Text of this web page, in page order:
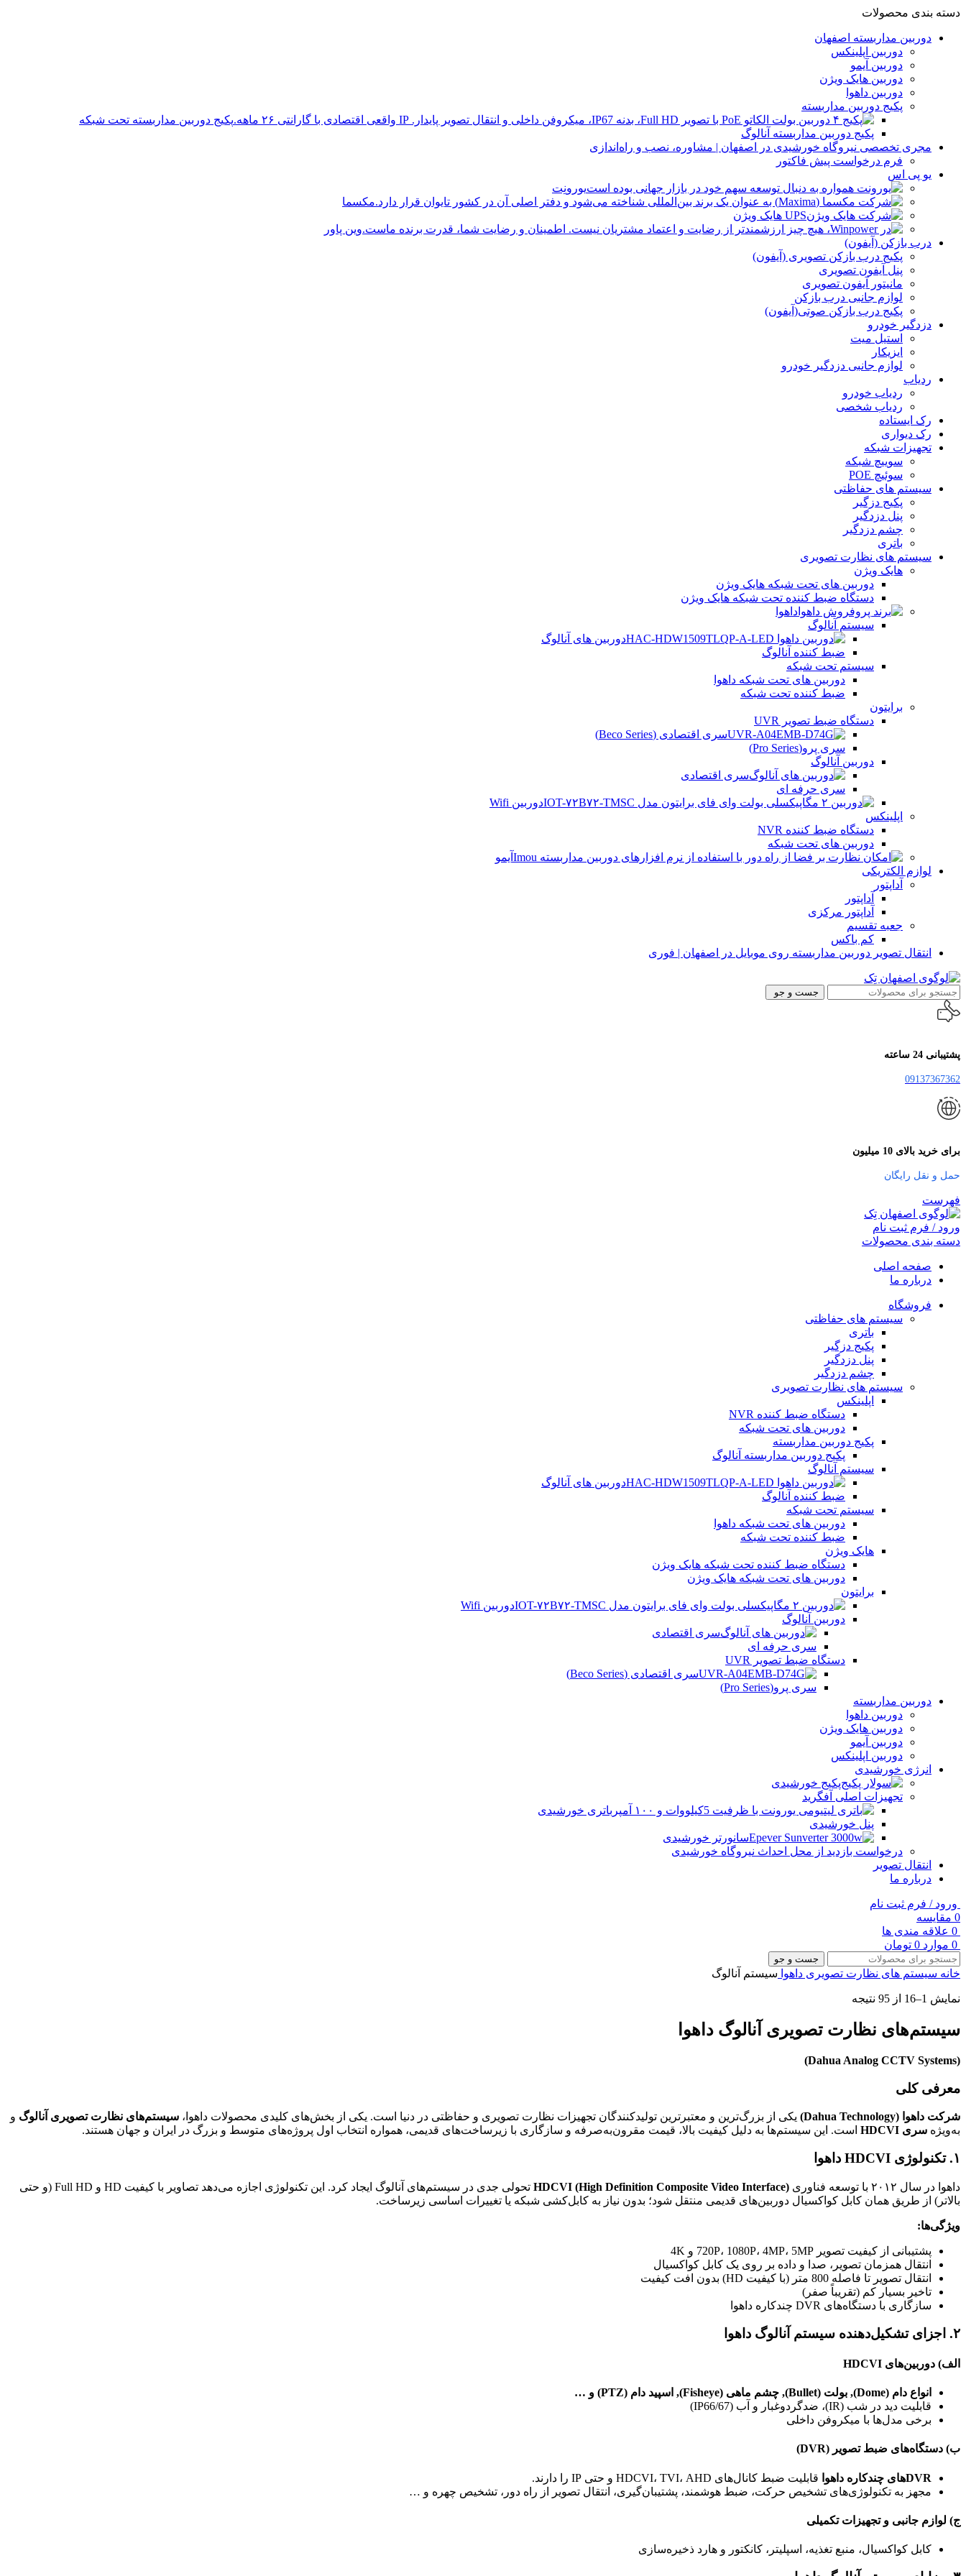
دسته بندی محصولات
دوربین مداربسته اصفهان
دوربین اپلینکس
دوربین آیمو
دوربین هایک ویژن
دوربین داهوا
پکیج دوربین مداربسته
پکیج دوربین مداربسته تحت شبکه
پکیج دوربین مداربسته آنالوگ
مجری تخصصی نیروگاه خورشیدی در اصفهان | مشاوره، نصب و راه‌اندازی
فرم درخواست پیش فاکتور
یو پی اس
یورونِت
مکسما
UPS هایک ویژن
وین پاور
درب بازکن (آیفون)
پکیج درب بازکن تصویری (آیفون)
پنل آیفون تصویری
مانیتور آیفون تصویری
لوازم جانبی درب بازکن
پکیج درب بازکن صوتی(آیفون)
دزدگیر خودرو
استیل میت
ایزیکار
لوازم جانبی دزدگیر خودرو
ردیاب
ردیاب خودرو
ردیاب شخصی
رک ایستاده
رک دیواری
تجهیزات شبکه
سوییچ شبکه
سوئیچ POE
سیستم های حفاظتی
پکیج دزگیر
پنل دزدگیر
چشم دزدگیر
باتری
سیستم های نظارت تصویری
هایک ویژن
دوربین های تحت شبکه هایک ویژن
دستگاه ضبط کننده تحت شبکه هایک ویژن
داهوا
سیستم آنالوگ
دوربین های آنالوگ
ضبط کننده آنالوگ
سیستم تحت شبکه
دوربین های تحت شبکه داهوا
ضبط کننده تحت شبکه
برایتون
دستگاه ضبط تصویر UVR
سری اقتصادی (Beco Series)
سری پرو(Pro Series)
دوربین آنالوگ
سری اقتصادی
سری حرفه ای
دوربین Wifi
اپلینکس
دستگاه ضبط کننده NVR
دوربین های تحت شبکه
آیمو
لوازم الکتریکی
آداپتور
آداپتور
آداپتور مرکزی
جعبه تقسیم
کم باکس
انتقال تصویر دوربین مداربسته روی موبایل در اصفهان | فوری
جست و جو
پشتیبانی 24 ساعته
09137367362
برای خرید بالای 10 میلیون
حمل و نقل رایگان
فهرست
ورود / فرم ثبت نام
دسته بندی محصولات
صفحه اصلی
درباره ما
فروشگاه
سیستم های حفاظتی
باتری
پکیج دزگیر
پنل دزدگیر
چشم دزدگیر
سیستم های نظارت تصویری
اپلینکس
دستگاه ضبط کننده NVR
دوربین های تحت شبکه
پکیج دوربین مداربسته
پکیج دوربین مداربسته آنالوگ
سیستم آنالوگ
دوربین های آنالوگ
ضبط کننده آنالوگ
سیستم تحت شبکه
دوربین های تحت شبکه داهوا
ضبط کننده تحت شبکه
هایک ویژن
دستگاه ضبط کننده تحت شبکه هایک ویژن
دوربین های تحت شبکه هایک ویژن
برایتون
دوربین Wifi
دوربین آنالوگ
سری اقتصادی
سری حرفه ای
دستگاه ضبط تصویر UVR
سری اقتصادی (Beco Series)
سری پرو(Pro Series)
دوربین مداربسته
دوربین داهوا
دوربین هایک ویژن
دوربین آیمو
دوربین اپلینکس
انرژی خورشیدی
پکیج خورشیدی
تجهیزات اصلی آفگرید
باتری خورشیدی
پنل خورشیدی
سانورتر خورشیدی
درخواست بازدید از محل احداث نیروگاه خورشیدی
انتقال تصویر
درباره ما
ورود / فرم ثبت نام
0 مقایسه
0 علاقه مندی ها
0 موارد 0 تومان
جست و جو
خانه سیستم های نظارت تصویری داهوا سیستم آنالوگ
نمایش 1–16 از 95 نتیجه
سیستم‌های نظارت تصویری آنالوگ داهوا
(Dahua Analog CCTV Systems)
معرفی کلی
شرکت داهوا (Dahua Technology) یکی از بزرگ‌ترین و معتبرترین تولیدکنندگان تجهیزات نظارت تصویری و حفاظتی در دنیا است. یکی از بخش‌های کلیدی محصولات داهوا، سیستم‌های نظارت تصویری آنالوگ و
به‌ویژه سری HDCVI است. این سیستم‌ها به دلیل کیفیت بالا، قیمت مقرون‌به‌صرفه و سازگاری با زیرساخت‌های قدیمی، همواره انتخاب اول پروژه‌های متوسط و بزرگ در ایران و جهان هستند.
۱. تکنولوژی HDCVI داهوا
داهوا در سال ۲۰۱۲ با توسعه فناوری HDCVI (High Definition Composite Video Interface)
تحولی جدی در سیستم‌های آنالوگ ایجاد کرد. این تکنولوژی اجازه می‌دهد تصاویر با کیفیت HD و Full HD (و حتی
بالاتر) از طریق همان کابل کواکسیال دوربین‌های قدیمی منتقل شود؛ بدون نیاز به کابل‌کشی شبکه یا تغییرات اساسی زیرساخت.
ویژگی‌ها:
پشتیبانی از کیفیت تصویر 720P، 1080P، 4MP، 5MP و 4K
انتقال همزمان تصویر، صدا و داده بر روی یک کابل کواکسیال
انتقال تصویر تا فاصله 800 متر (با کیفیت HD) بدون افت کیفیت
تاخیر بسیار کم (تقریباً صفر)
سازگاری با دستگاه‌های DVR چندکاره داهوا
۲. اجزای تشکیل‌دهنده سیستم آنالوگ داهوا
الف) دوربین‌های HDCVI
انواع دام (Dome), بولت (Bullet), چشم ماهی (Fisheye), اسپید دام (PTZ) و …
قابلیت دید در شب (IR)، ضدگردوغبار و آب (IP66/67)
برخی مدل‌ها با میکروفن داخلی
ب) دستگاه‌های ضبط تصویر (DVR)
DVRهای چندکاره داهوا
قابلیت ضبط کانال‌های HDCVI، TVI، AHD و حتی IP را دارند.
مجهز به تکنولوژی‌های تشخیص حرکت، ضبط هوشمند، پشتیبان‌گیری، انتقال تصویر از راه دور، تشخیص چهره و …
ج) لوازم جانبی و تجهیزات تکمیلی
کابل کواکسیال، منبع تغذیه، اسپلیتر، کانکتور و هارد ذخیره‌سازی